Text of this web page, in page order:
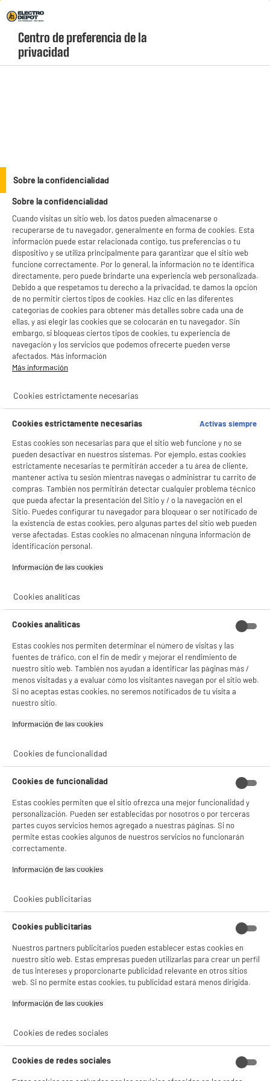
Menú
geolocation-header-icon-text
account
6€96
Marca EDENWOOD
Características adicionales
Descubre nuestra Marca y
nuestros Productos
Edenwood
UHD 4K 60Hz, macho/macho
nombre de la empresa o marca
Dirección de envio
DEPOT
Con el fin de mejorar tu experiencia, y tras tu consentimiento, ELECTRO DEPOT
y sus socios utilizan cookies que procesan tus datos personales para:
- compartir contenido adaptado a tus preferencias
- ofrecer publicidad y comunicaciones personalizadas
- facilitar el intercambio de contenido en las redes sociales
- analizar el tráfico en nuestro sitio web Consulta la política de cookies.
Consulta la política de cookies..
Si aceptas, la experiencia será aún mejor. Si no acepta, se utilizarán cookies
estadísticas anónimas basadas en tu navegación. Puedes oponerte a su uso
¡Buena visita!
Centro de preferencia de la
privacidad
Sobre la confidencialidad
Sobre la confidencialidad
Cuando visitas un sitio web, los datos pueden almacenarse o
recuperarse de tu navegador, generalmente en forma de cookies. Esta
información puede estar relacionada contigo, tus preferencias o tu
dispositivo y se utiliza principalmente para garantizar que el sitio web
funcione correctamente. Por lo general, la información no te identifica
directamente, pero puede brindarte una experiencia web personalizada.
Debido a que respetamos tu derecho a la privacidad, te damos la opción
de no permitir ciertos tipos de cookies. Haz clic en las diferentes
categorías de cookies para obtener más detalles sobre cada una de
ellas, y así elegir las cookies que se colocarán en tu navegador. Sin
embargo, si bloqueas ciertos tipos de cookies, tu experiencia de
navegación y los servicios que podemos ofrecerte pueden verse
afectados. Más información
Más información
Cookies estrictamente necesarias
Cookies estrictamente necesarias
Activas siempre
Estas cookies son necesarias para que el sitio web funcione y no se
pueden desactivar en nuestros sistemas. Por ejemplo, estas cookies
estrictamente necesarias te permitirán acceder a tu área de cliente,
mantener activa tu sesión mientras navegas o administrar tu carrito de
compras. También nos permitirán detectar cualquier problema técnico
que pueda afectar la presentación del Sitio y / o la navegación en el
Sitio. Puedes configurar tu navegador para bloquear o ser notificado de
la existencia de estas cookies, pero algunas partes del sitio web pueden
verse afectadas. Estas cookies no almacenan ninguna información de
identificación personal.
Información de las cookies‎
Cookies analíticas
Cookies analíticas
Estas cookies nos permiten determinar el número de visitas y las
fuentes de tráfico, con el fin de medir y mejorar el rendimiento de
nuestro sitio web. También nos ayudan a identificar las páginas más /
menos visitadas y a evaluar cómo los visitantes navegan por el sitio web.
Si no aceptas estas cookies, no seremos notificados de tu visita a
nuestro sitio.
Información de las cookies‎
Cookies de funcionalidad
Cookies de funcionalidad
Estas cookies permiten que el sitio ofrezca una mejor funcionalidad y
personalización. Pueden ser establecidas por nosotros o por terceras
partes cuyos servicios hemos agregado a nuestras páginas. Si no
permite estas cookies algunos de nuestros servicios no funcionarán
correctamente.
Información de las cookies‎
Cookies publicitarias
Cookies publicitarias
Nuestros partners publicitarios pueden establecer estas cookies en
nuestro sitio web. Estas empresas pueden utilizarlas para crear un perfil
de tus intereses y proporcionarte publicidad relevante en otros sitios
web. Si no permite estas cookies, tu publicidad estará menos dirigida.
Información de las cookies‎
Cookies de redes sociales
Cookies de redes sociales